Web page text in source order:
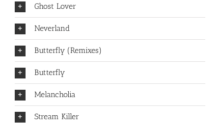
Ghost Lover
Neverland
Butterfly (Remixes)
Butterfly
Melancholia
Stream Killer